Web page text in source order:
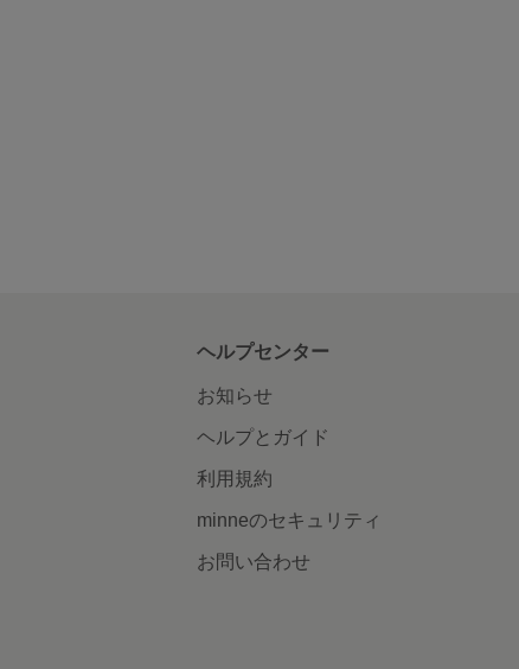
ヘルプセンター
お知らせ
ヘルプとガイド
利用規約
minneのセキュリティ
お問い合わせ